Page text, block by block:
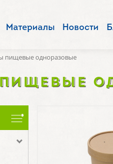
Материалы Новости
пищевые одноразовые